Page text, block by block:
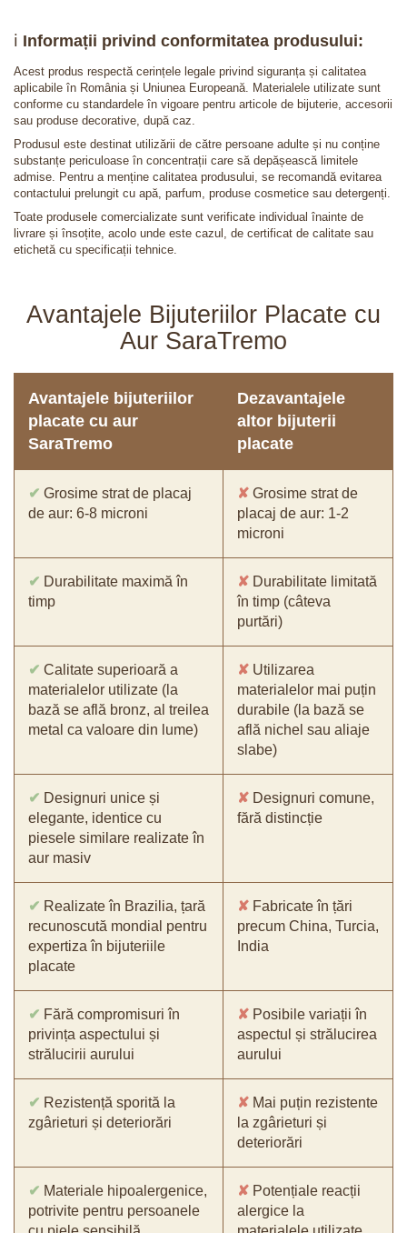
ℹ️ Informații privind conformitatea produsului:
Acest produs respectă cerințele legale privind siguranța și calitatea
aplicabile în România și Uniunea Europeană. Materialele utilizate sunt
conforme cu standardele în vigoare pentru articole de bijuterie, accesorii
sau produse decorative, după caz.
Produsul este destinat utilizării de către persoane adulte și nu conține
substanțe periculoase în concentrații care să depășească limitele
admise. Pentru a menține calitatea produsului, se recomandă evitarea
contactului prelungit cu apă, parfum, produse cosmetice sau detergenți.
Toate produsele comercializate sunt verificate individual înainte de
livrare și însoțite, acolo unde este cazul, de certificat de calitate sau
etichetă cu specificații tehnice.
Avantajele Bijuteriilor Placate cu
Aur SaraTremo
Avantajele bijuteriilor
placate cu aur
SaraTremo
Dezavantajele
altor bijuterii
placate
✔ Grosime strat de placaj
de aur: 6-8 microni
✘ Grosime strat de
placaj de aur: 1-2
microni
✔ Durabilitate maximă în
timp
✘ Durabilitate limitată
în timp (câteva
purtări)
✔ Calitate superioară a
materialelor utilizate (la
bază se află bronz, al treilea
metal ca valoare din lume)
✘ Utilizarea
materialelor mai puțin
durabile (la bază se
află nichel sau aliaje
slabe)
✔ Designuri unice și
elegante, identice cu
piesele similare realizate în
aur masiv
✘ Designuri comune,
fără distincție
✔ Realizate în Brazilia, țară
recunoscută mondial pentru
expertiza în bijuteriile
placate
✘ Fabricate în țări
precum China, Turcia,
India
✔ Fără compromisuri în
privința aspectului și
strălucirii aurului
✘ Posibile variații în
aspectul și strălucirea
aurului
✔ Rezistență sporită la
zgârieturi și deteriorări
✘ Mai puțin rezistente
la zgârieturi și
deteriorări
✔ Materiale hipoalergenice,
potrivite pentru persoanele
✘ Potențiale reacții
alergice la